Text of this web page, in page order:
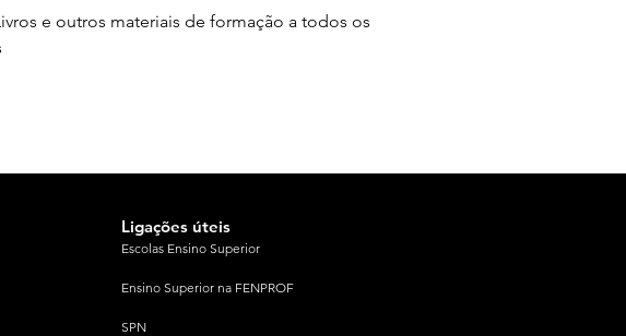
e outros materiais de formação a todos os
Ligações úteis
Escolas Ensino Superior
Ensino Superior na FENPROF
SPN